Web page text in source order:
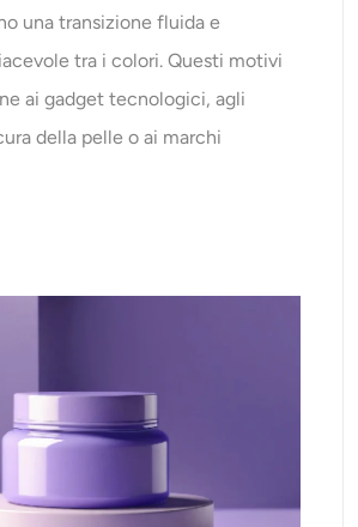
una transizione fluida e
tra i colori. Questi motivi
ai gadget tecnologici, agli
della pelle o ai marchi